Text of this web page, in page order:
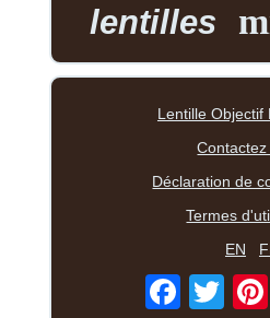
lentilles
Lentille Objectif
Déclaration de
Termes
EN